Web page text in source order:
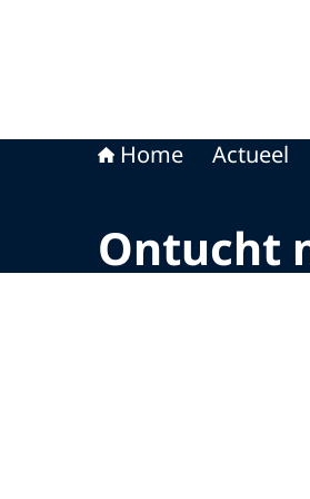
Home Actueel
Ontucht